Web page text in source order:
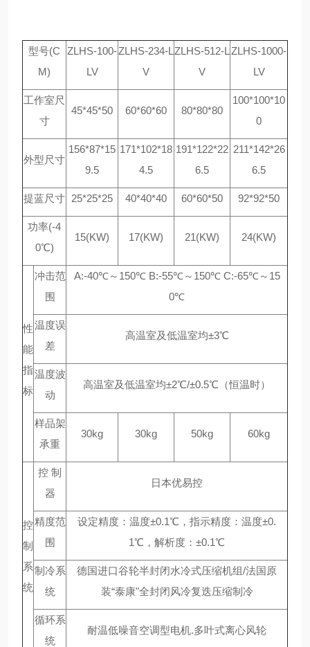
型号(C
M)
ZLHS-100-
LV
ZLHS-234-L
V
ZLHS-512-L
V
ZLHS-1000-
LV
工作室尺
寸
45*45*50 60*60*60 80*80*80
100*100*10
0
外型尺寸
156*87*15
9.5
171*102*18
4.5
191*122*22
6.5
211*142*26
6.5
提蓝尺寸 25*25*25 40*40*40 60*60*50 92*92*50
功率(-4
0℃)
15(KW) 17(KW) 21(KW) 24(KW)
性
能
指
标
冲击范
围
A:-40℃～150℃ B:-55℃～150℃ C:-65℃～15
0℃
温度误
差
高温室及低温室均±3℃
温度波
动
高温室及低温室均±2℃/±0.5℃（恒温时）
样品架
承重
30kg 30kg 50kg 60kg
控
制
系
统
控 制
器
日本优易控
精度范
围
设定精度：温度±0.1℃，指示精度：温度±0.
1℃，解析度：±0.1℃
制冷系
统
德国进口谷轮半封闭水冷式压缩机组/法国原
装“泰康"全封闭风冷复迭压缩制冷
循环系
统
耐温低噪音空调型电机.多叶式离心风轮